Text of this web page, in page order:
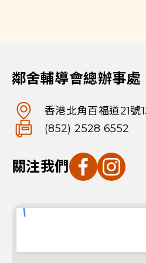
鄰舍輔導會總辦事處
香港北角百福道21號
(852) 2528 6552
關注我們